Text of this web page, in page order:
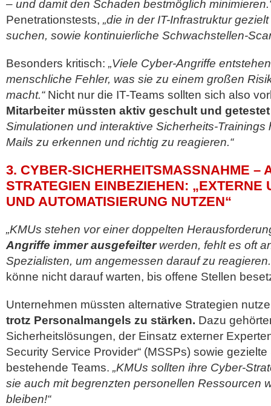
– und damit den Schaden bestmöglich
Penetrationstests, „die in der IT-Infrastruktur
suchen, sowie kontinuierliche Schwachstellen-
Besonders kritisch: „Viele Cyber-Angriffe
menschliche Fehler, was sie zu einem großen
macht.“Nicht nur die IT-Teams sollten sich also
Mitarbeiter müssten aktiv geschult und
Simulationen und interaktive Sicherheits-Trainings
Mails zu erkennen und richtig zu reagieren.“
3. CYBER-SICHERHEITSMASSNAHME –
TRATEGIEN EINBEZIEHEN: „EXTERNE
ND AUTOMATISIERUNG NUTZEN“
„KMUs stehen vor einer doppelten
Angriffe immer ausgefeilterwerden, fehlt es oft
Spezialisten, um angemessen darauf zu
könne nicht darauf warten, bis offene Stellen
Unternehmen müssten alternative Strategien
trotz Personalmangels zu stärken. Dazu
Sicherheitslösungen, der Einsatz externer
Security Service Provider“ (MSSPs) sowie
bestehende Teams. „KMUs sollten ihre Cyber-
sie auch mit begrenzten personellen Ressourcen
bleiben!“